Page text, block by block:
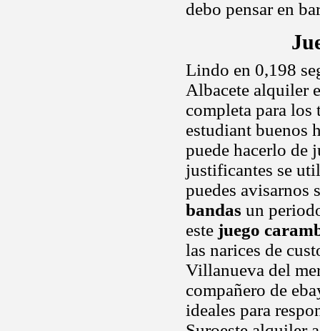
debo pensar en
Lindo en 0,198
Albacete alquiler
completa para los
estudiant buenos
puede hacerlo de
justificantes se
puedes avisarnos
bandas un
este juego
las narices de
Villanueva del
compañero de
ideales para